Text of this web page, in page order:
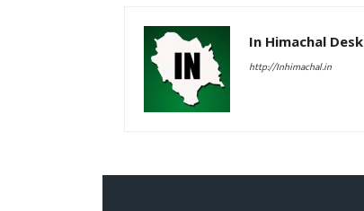
In Himachal Desk
http://Inhimachal.in